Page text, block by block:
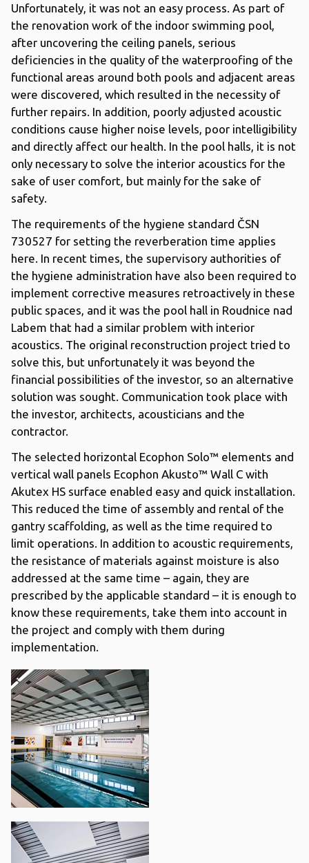
Unfortunately, it was not an easy process. As part of
the renovation work of the indoor swimming pool,
after uncovering the ceiling panels, serious
deficiencies in the quality of the waterproofing of the
functional areas around both pools and adjacent areas
were discovered, which resulted in the necessity of
further repairs. In addition, poorly adjusted acoustic
conditions cause higher noise levels, poor intelligibility
and directly affect our health. In the pool halls, it is not
only necessary to solve the interior acoustics for the
sake of user comfort, but mainly for the sake of
safety.
The requirements of the hygiene standard ČSN
730527 for setting the reverberation time applies
here. In recent times, the supervisory authorities of
the hygiene administration have also been required to
implement corrective measures retroactively in these
public spaces, and it was the pool hall in Roudnice nad
Labem that had a similar problem with interior
acoustics. The original reconstruction project tried to
solve this, but unfortunately it was beyond the
financial possibilities of the investor, so an alternative
solution was sought. Communication took place with
the investor, architects, acousticians and the
contractor.
The selected horizontal Ecophon Solo™ elements and
vertical wall panels Ecophon Akusto™ Wall C with
Akutex HS surface enabled easy and quick installation.
This reduced the time of assembly and rental of the
gantry scaffolding, as well as the time required to
limit operations. In addition to acoustic requirements,
the resistance of materials against moisture is also
addressed at the same time – again, they are
prescribed by the applicable standard – it is enough to
know these requirements, take them into account in
the project and comply with them during
implementation.